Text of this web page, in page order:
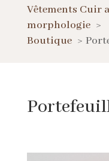
Vêtements Cuir
morphologie
Boutique